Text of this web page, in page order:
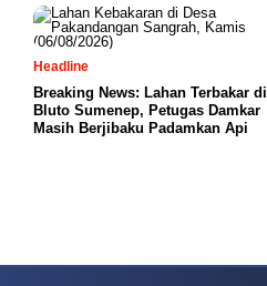
Headline
Breaking News: Lahan Terbakar di
Bluto Sumenep, Petugas Damkar
Masih Berjibaku Padamkan Api